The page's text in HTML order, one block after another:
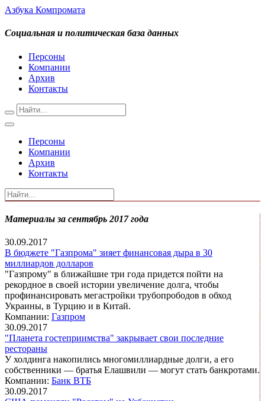
Азбука Компромата
Социальная и политическая база данных
Персоны
Компании
Архив
Контакты
Персоны
Компании
Архив
Контакты
Материалы за сентябрь 2017 года
30.09.2017
В бюджете "Газпрома" зияет финансовая дыра в 30
миллиардов долларов
"Газпрому" в ближайшие три года придется пойти на
рекордное в своей истории увеличение долга, чтобы
профинансировать мегастройки трубопрободов в обход
Украины, в Турцию и в Китай.
Компании: Газпром
30.09.2017
"Планета гостеприимства" закрывает свои последние
рестораны
У холдинга накопились многомиллиардные долги, а его
собственники — братья Елашвили — могут стать банкротами.
Компании: Банк ВТБ
30.09.2017